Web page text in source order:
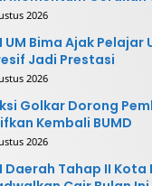
2026
UM Bima Ajak Pelajar
Jadi Prestasi
2026
Golkar Dorong
Kembali BUMD
2026
Daerah Tahap II Kota